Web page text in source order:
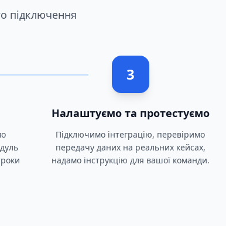
підключення
3
Налаштуємо та протестуємо
Підключимо інтеграцію, перевіримо
передачу даних на реальних кейсах,
надамо інструкцію для вашої команди.